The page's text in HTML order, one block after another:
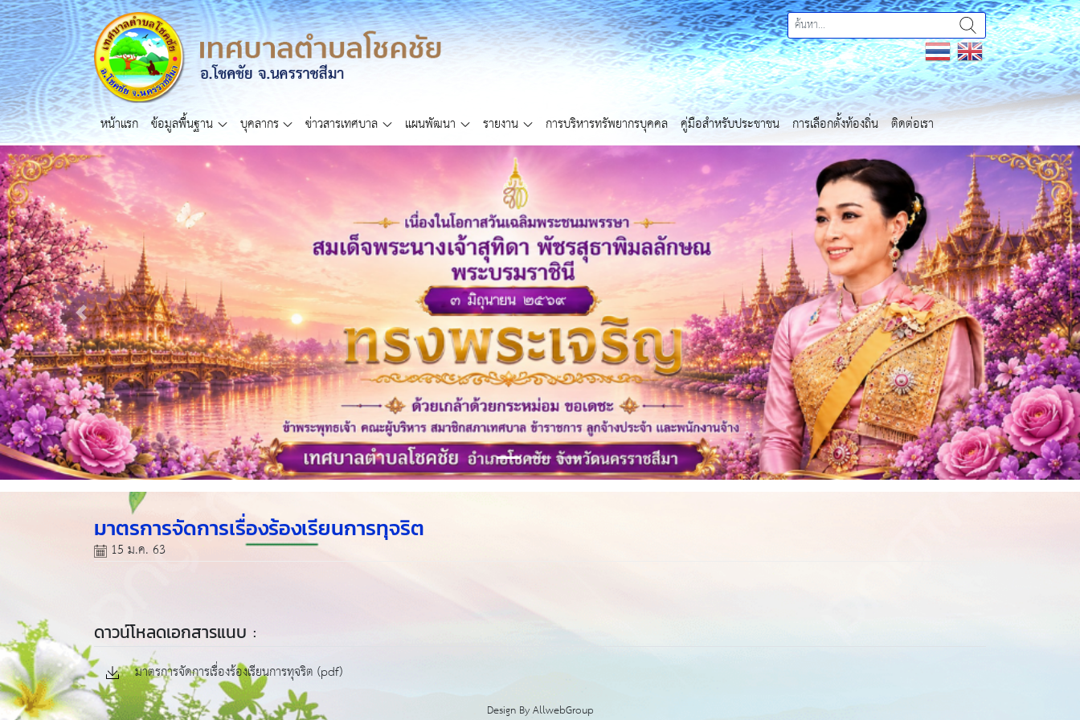
หน้าแรก ข้อมูลพื้นฐาน บุคลากร ข่าวสารเทศบาล แผนพัฒนา รายงาน การบริหารทรัพยากรบุคคล คู่มือสำหรับประชาชน การเลือกตั้งท้องถิ่น ติดต่อเรา
Previous Next
มาตรการจัดการเรื่องร้องเรียนการทุจริต
15 ม.ค. 63
ดาวน์โหลดเอกสารแนบ :
มาตรการจัดการเรื่องร้องเรียนการทุจริต (pdf)
Design ByAllwebGroup